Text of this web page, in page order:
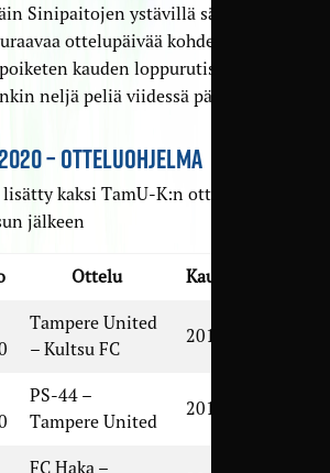
Sinipaitojen ystävillä säilyy
ottelupäivää kohden. Tästä
kauden loppurutistuksena
neljä peliä viidessä päivässä.
– OTTELUOHJELMA
kaksi TamU-K:n ottelua
jälkeen
Ottelu Kausi
Tampere United
– Kultsu FC
2017
PS-44 –
Tampere United
2016
FC Haka –